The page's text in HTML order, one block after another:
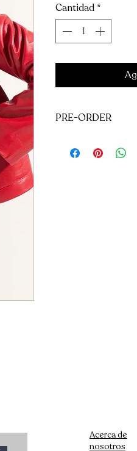
Cantidad *
PRE-ORDER
estilo Channel.
Acerca de
nosotros